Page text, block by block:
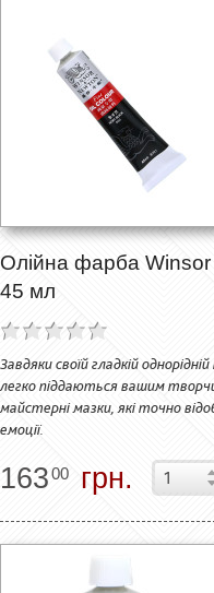
Олійна фарба
45 мл
Завдяки своїй гладкій
легко піддаються вашим
майстерні мазки, які точно
емоції.
16300 грн.